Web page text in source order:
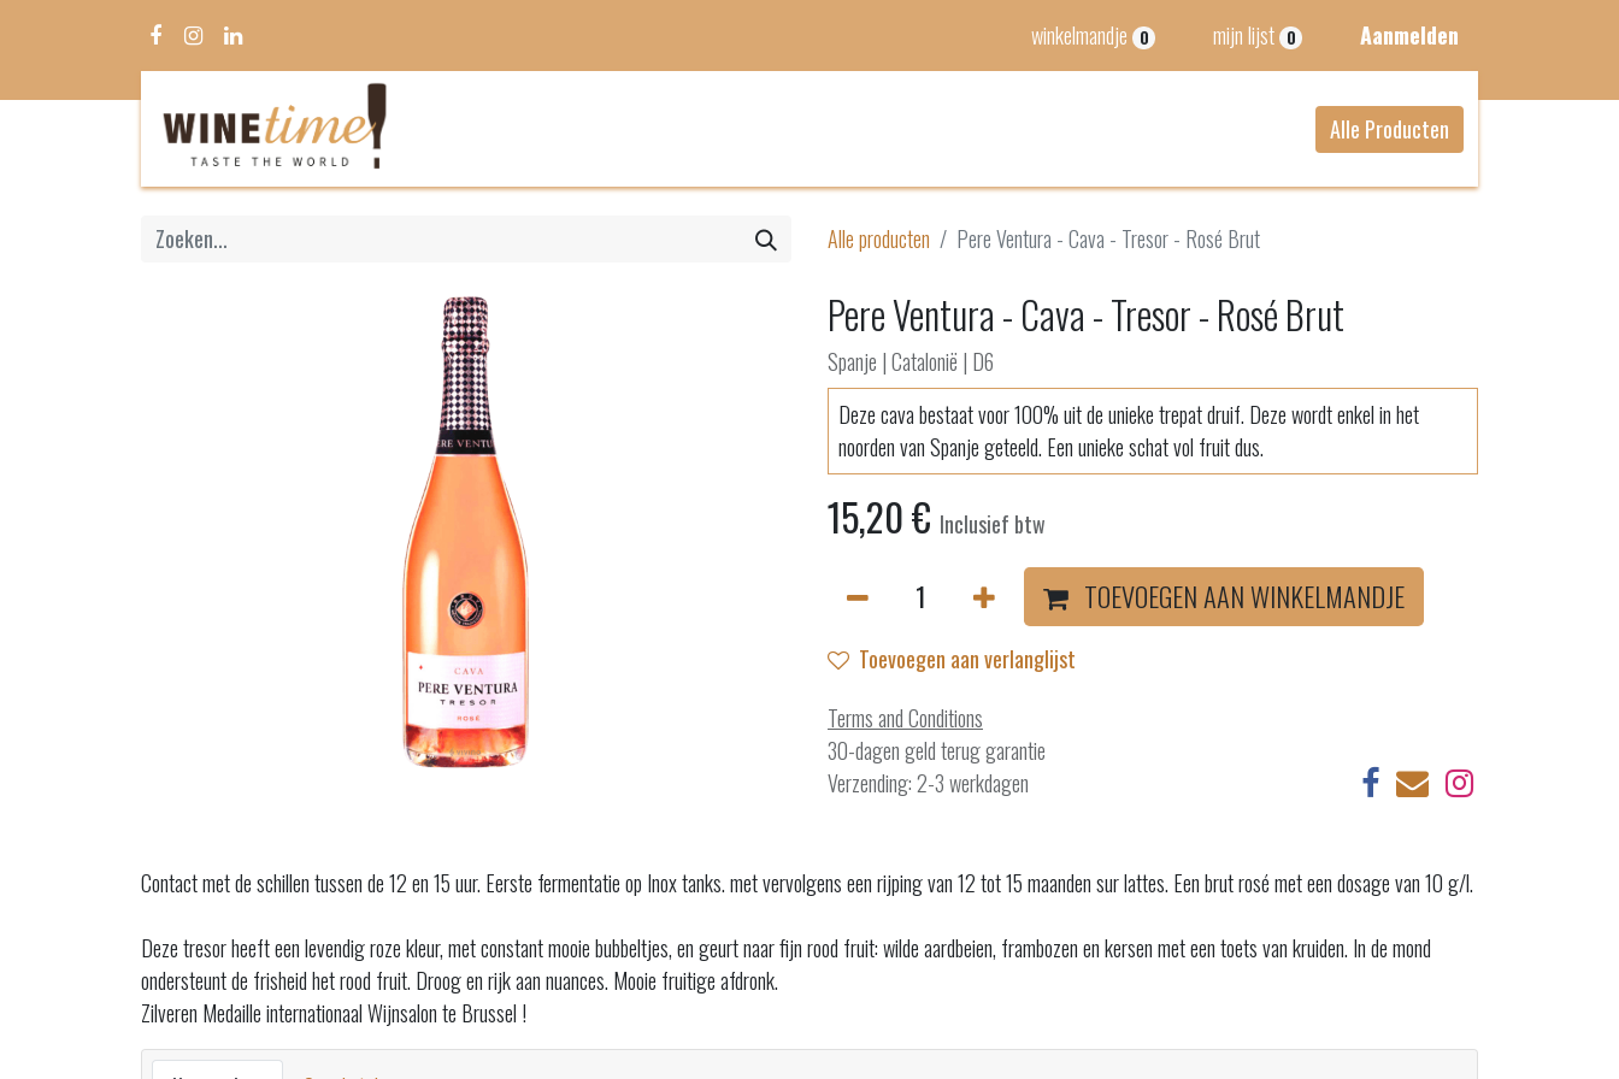
winkelmandje 0 mijn lijst 0 Aanmelden
Alle Producten
Alle producten Pere Ventura - Cava - Tresor - Rosé Brut
Pere Ventura - Cava - Tresor - Rosé Brut
Spanje | Catalonië | D6
Deze cava bestaat voor 100% uit de unieke trepat druif. Deze wordt enkel in het
noorden van Spanje geteeld. Een unieke schat vol fruit dus.
15,20€ Inclusief btw
TOEVOEGEN AAN WINKELMANDJE
Toevoegen aan verlanglijst
Terms and Conditions
30-dagen geld terug garantie
Verzending: 2-3 werkdagen
Contact met de schillen tussen de 12 en 15 uur. Eerste fermentatie op Inox tanks. met vervolgens een rijping van 12 tot 15 maanden sur lattes. Een brut rosé met een dosage van 10 g/l.
Deze tresor heeft een levendig roze kleur, met constant mooie bubbeltjes, en geurt naar fijn rood fruit: wilde aardbeien, frambozen en kersen met een toets van kruiden. In de mond
ondersteunt de frisheid het rood fruit. Droog en rijk aan nuances. Mooie fruitige afdronk.
Zilveren Medaille internationaal Wijnsalon te Brussel !